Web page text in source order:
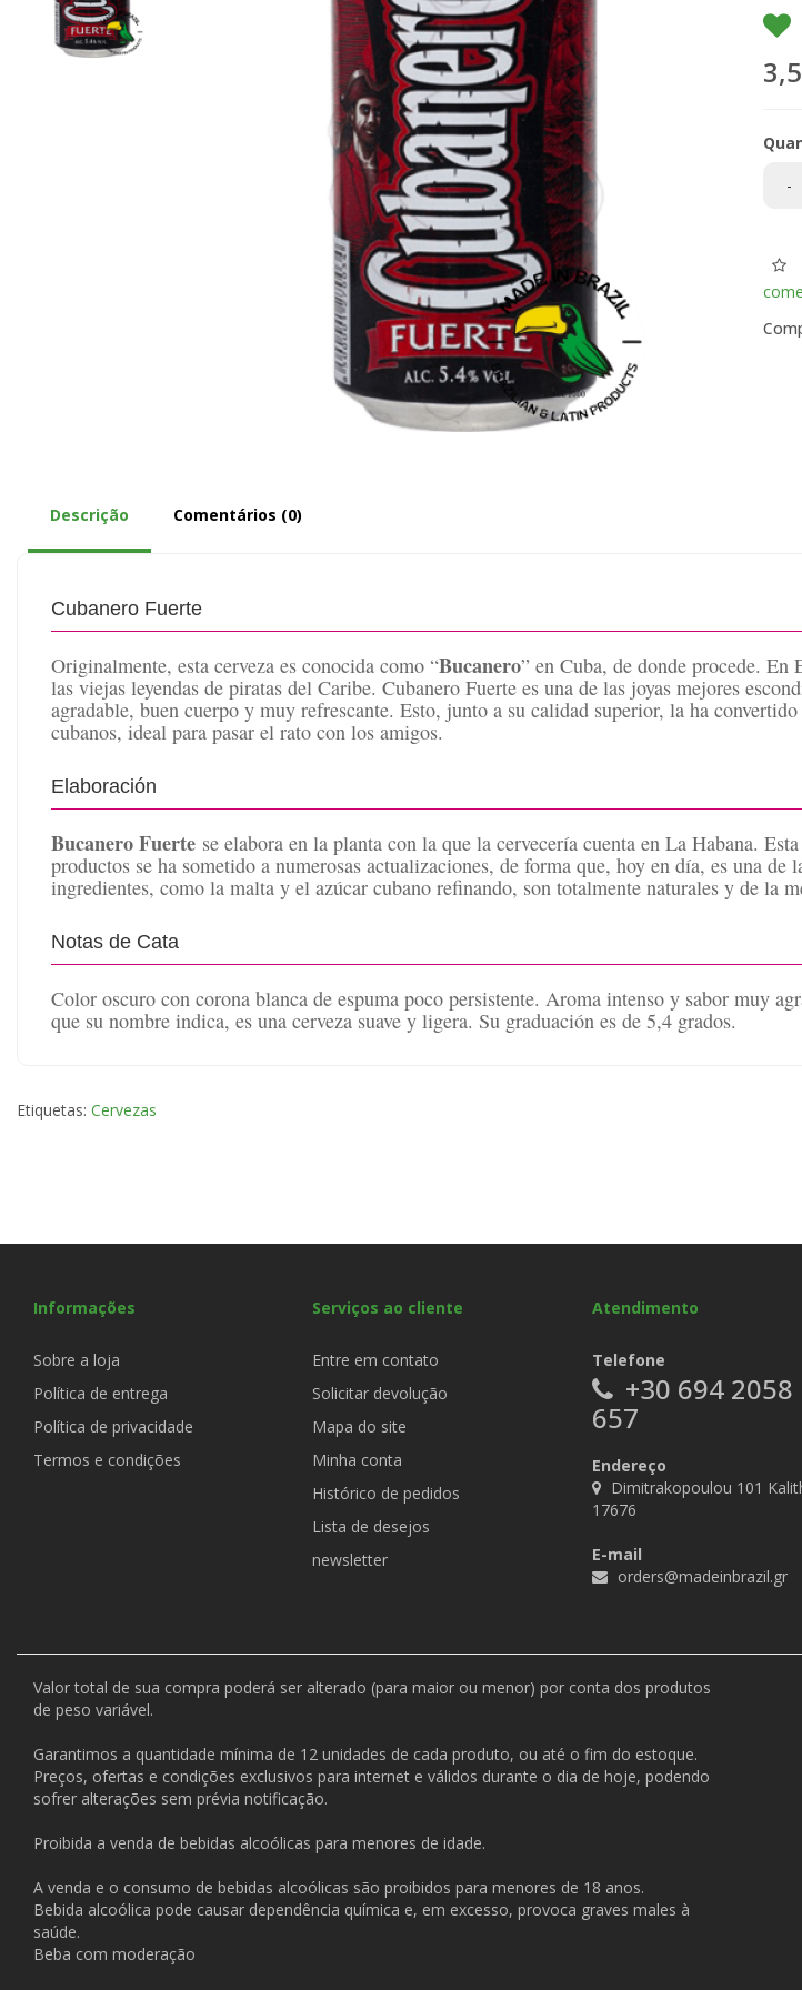
-
Descrição Comentários (0)
Cubanero Fuerte
Originalmente, esta cerveza es conocida como “Bucanero” en Cuba, de donde procede. En
las viejas leyendas de piratas del Caribe. Cubanero Fuerte es una de las joyas mejores
agradable, buen cuerpo y muy refrescante. Esto, junto a su calidad superior, la ha
cubanos, ideal para pasar el rato con los amigos.
Elaboración
Bucanero Fuerte se elabora en la planta con la que la cervecería cuenta en La Habana.
productos se ha sometido a numerosas actualizaciones, de forma que, hoy en día, es una
ingredientes, como la malta y el azúcar cubano refinando, son totalmente naturales y de la
Notas de Cata
Color oscuro con corona blanca de espuma poco persistente. Aroma intenso y sabor muy
que su nombre indica, es una cerveza suave y ligera. Su graduación es de 5,4 grados.
Etiquetas: Cervezas
Informações
Sobre a loja
Política de entrega
Política de privacidade
Termos e condições
Serviços ao cliente
Entre em contato
Solicitar devolução
Mapa do site
Minha conta
Histórico de pedidos
Lista de desejos
newsletter
Atendimento
Telefone
+30 694 2058
657
Endereço
Dimitrakopoulou 101
17676
E-mail
orders@madeinbrazil.gr
Valor total de sua compra poderá ser alterado (para maior ou menor) por conta dos produtos
de peso variável.
Garantimos a quantidade mínima de 12 unidades de cada produto, ou até o fim do estoque.
Preços, ofertas e condições exclusivos para internet e válidos durante o dia de hoje, podendo
sofrer alterações sem prévia notificação.
Proibida a venda de bebidas alcoólicas para menores de idade.
A venda e o consumo de bebidas alcoólicas são proibidos para menores de 18 anos.
Bebida alcoólica pode causar dependência química e, em excesso, provoca graves males à
saúde.
Beba com moderação